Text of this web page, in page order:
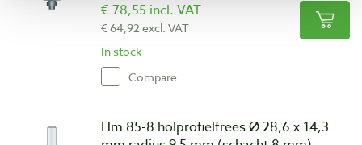
€ 78,55 incl. VAT
€ 64,92 excl. VAT
In stock
Compare
Hm 85-8 holprofielfrees Ø 28,6 x 14,3